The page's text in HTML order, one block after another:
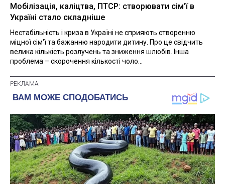
Мобілізація, каліцтва, ПТСР: створювати сім'ї в
Україні стало складніше
Нестабільність і криза в Україні не сприяють створенню
міцної сім'ї та бажанню народити дитину. Про це свідчить
велика кількість розлучень та зниження шлюбів. Інша
проблема – скорочення кількості чоло...